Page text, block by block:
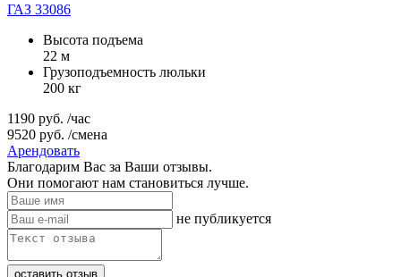
ГАЗ 33086
Высота подъема
22 м
Грузоподъемность люльки
200 кг
1190 руб. /час
9520 руб. /смена
Арендовать
Благодарим Вас за Ваши отзывы.
Они помогают нам становиться лучше.
не публикуется